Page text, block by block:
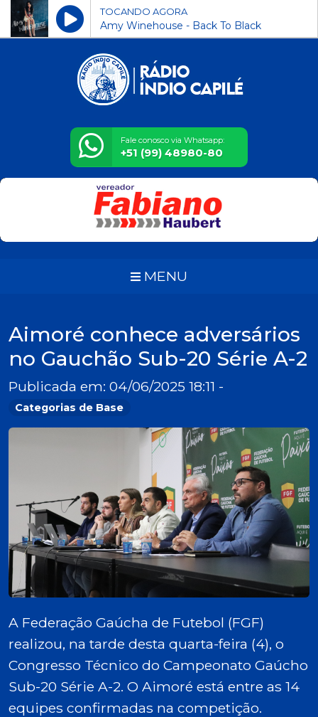
TOCANDO AGORA
Amy Winehouse - Back To Black
Fale conosco via Whatsapp:
+51 (99) 48980-80
MENU
Aimoré conhece adversários
no Gauchão Sub-20 Série A-2
Publicada em: 04/06/2025 18:11 -
Categorias de Base
A Federação Gaúcha de Futebol (FGF)
realizou, na tarde desta quarta-feira (4), o
Congresso Técnico do Campeonato Gaúcho
Sub-20 Série A-2. O Aimoré está entre as 14
equipes confirmadas na competição.